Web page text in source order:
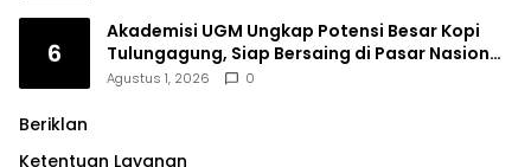
6
Akademisi UGM Ungkap Potensi Besar Kopi
Tulungagung, Siap Bersaing di Pasar Nasional
hingga Dunia
Agustus 1, 2026 0
Beriklan
Ketentuan Layanan